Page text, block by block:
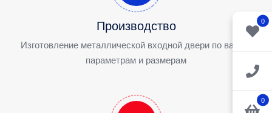
0
0
Производство
Изготовление металлической входной двери по вашим
параметрам и размерам